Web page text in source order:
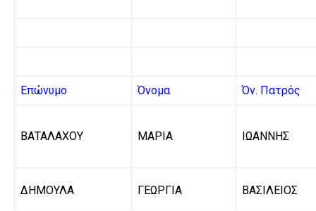
Επώνυμο Όνομα Όν. Πατρός
ΒΑΤΑΛΑΧΟΥ ΜΑΡΙΑ ΙΩΑΝΝΗΣ
ΔΗΜΟΥΛΑ ΓΕΩΡΓΙΑ ΒΑΣΙΛΕΙΟΣ